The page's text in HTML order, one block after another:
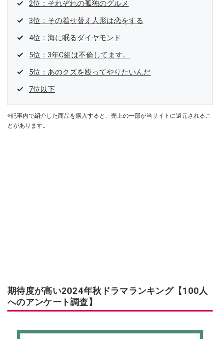
2位：それぞれの孤独のグルメ
3位：その着せ替え人形は恋をする
4位：海に眠るダイヤモンド
5位：3年C組は不倫してます。
5位：あのクズを殴ってやりたいんだ
7位以下
※記事内で紹介した商品を購入すると、売上の一部が当サイトに還元されるこ
とがあります。
期待度が高い2024年秋ドラマランキング【100人
へのアンケート調査】